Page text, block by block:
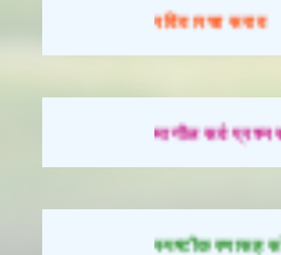
रविवारचा सराव
मागील सर्व
स्पष्टीकरणासह